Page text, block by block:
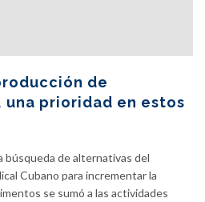
de
una prioridad en estos
búsqueda de alternativas del
Cubano para incrementar la
se sumó a las actividades